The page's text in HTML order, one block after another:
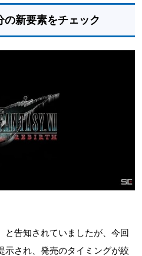
新要素をチェック
告知されていましたが、今回
示され、発売のタイミングが絞